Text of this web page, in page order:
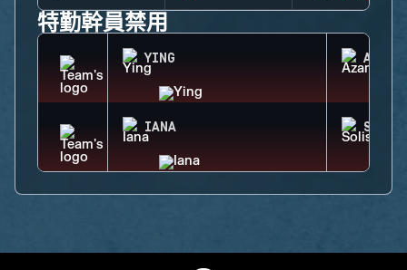
特勤幹員禁用
YING AZAMI
IANA SOLIS